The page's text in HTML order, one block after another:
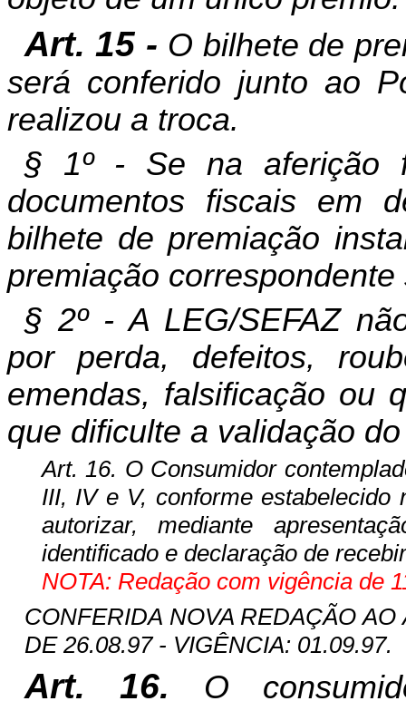
Art. 15 - O bilhete de
será conferido junto ao
realizou a troca.
§ 1º - Se na aferição
documentos fiscais em
bilhete de premiação
premiação
§ 2º - A LEG/SEFAZ
por perda, defeitos,
emendas, falsificação ou
que dificulte a validação
Art. 16. O Consumidor
III, IV e V, conforme
autorizar, mediante
identificado e declaração de
NOTA: Redação com vigência de
CONFERIDA NOVA REDAÇÃO AO
DE 26.08.97 - VIGÊNCIA: 01.09.97.
Art. 16. O